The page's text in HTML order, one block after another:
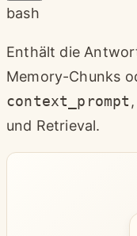
bash
Enthält die
Memory-Chunks
context_prompt
und Retrieval.